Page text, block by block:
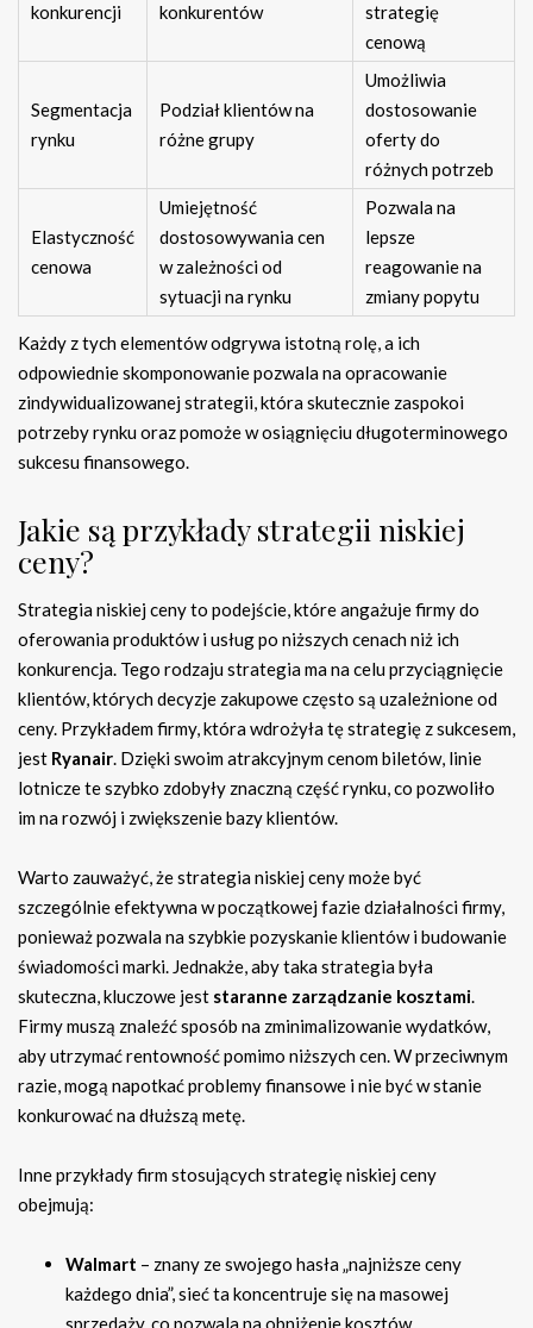
konkurencji
konkurentów
strategię
cenową
Segmentacja
rynku
Podział klientów na
różne grupy
Umożliwia
dostosowanie
oferty do
różnych potrzeb
Elastyczność
cenowa
Umiejętność
dostosowywania cen
w zależności od
sytuacji na rynku
Pozwala na
lepsze
reagowanie na
zmiany popytu
Każdy z tych elementów odgrywa istotną rolę, a ich
odpowiednie skomponowanie pozwala na opracowanie
zindywidualizowanej strategii, która skutecznie zaspokoi
potrzeby rynku oraz pomoże w osiągnięciu długoterminowego
sukcesu finansowego.
Jakie są przykłady strategii niskiej
ceny?
Strategia niskiej ceny to podejście, które angażuje firmy do
oferowania produktów i usług po niższych cenach niż ich
konkurencja. Tego rodzaju strategia ma na celu przyciągnięcie
klientów, których decyzje zakupowe często są uzależnione od
ceny. Przykładem firmy, która wdrożyła tę strategię z sukcesem,
jest Ryanair. Dzięki swoim atrakcyjnym cenom biletów, linie
lotnicze te szybko zdobyły znaczną część rynku, co pozwoliło
im na rozwój i zwiększenie bazy klientów.
Warto zauważyć, że strategia niskiej ceny może być
szczególnie efektywna w początkowej fazie działalności firmy,
ponieważ pozwala na szybkie pozyskanie klientów i budowanie
świadomości marki. Jednakże, aby taka strategia była
skuteczna, kluczowe jest staranne zarządzanie kosztami.
Firmy muszą znaleźć sposób na zminimalizowanie wydatków,
aby utrzymać rentowność pomimo niższych cen. W przeciwnym
razie, mogą napotkać problemy finansowe i nie być w stanie
konkurować na dłuższą metę.
Inne przykłady firm stosujących strategię niskiej ceny
obejmują:
Walmart – znany ze swojego hasła „najniższe ceny
każdego dnia”, sieć ta koncentruje się na masowej
sprzedaży, co pozwala na obniżenie kosztów.